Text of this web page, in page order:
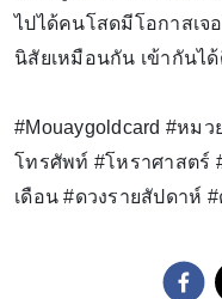
ไปได้คนโสดมีโอกาสเจ
นิสัยเหมือนกัน เข้ากันไ
#Mouaygoldcard #หมว
โทรศัพท์ #โหราศาสตร์
เดือน #ดวงรายสัปดาห์